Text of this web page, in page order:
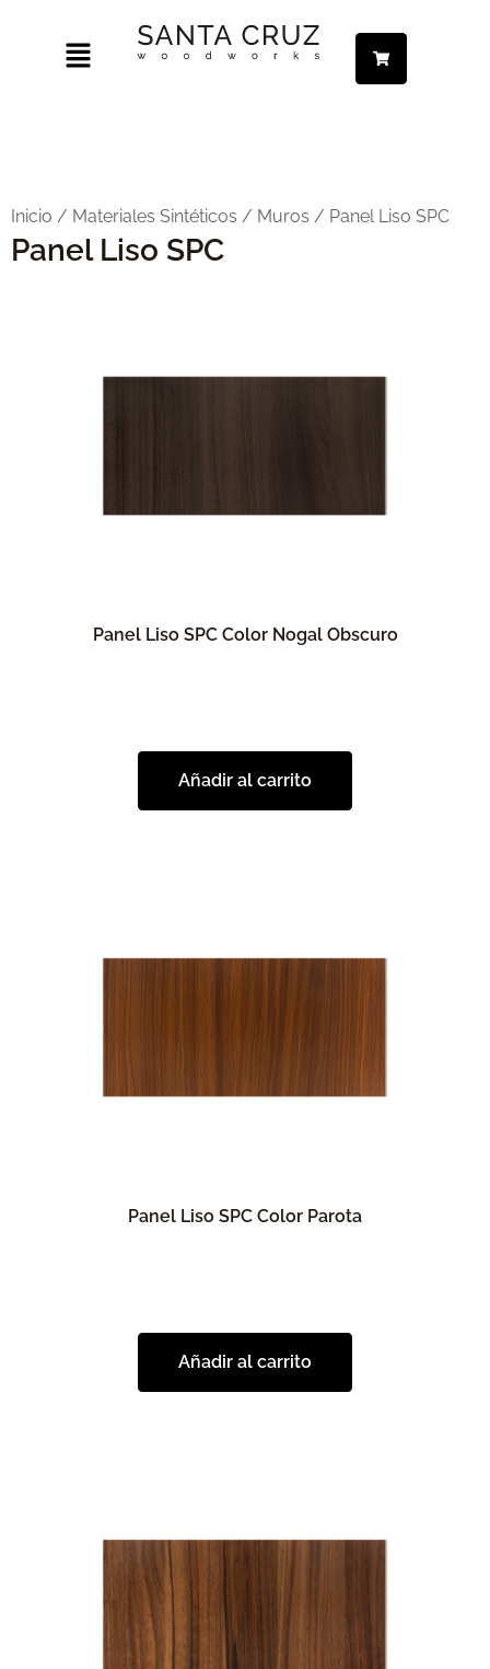
contenido
Menú
Inicio / Materiales Sintéticos / Muros / Panel Liso SPC
Panel Liso SPC
Panel Liso SPC Color Nogal Obscuro
Añadir al carrito
Panel Liso SPC Color Parota
Añadir al carrito